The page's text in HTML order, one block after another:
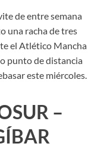
de entre semana
una racha de tres
el Atlético Mancha
punto de distancia
este miércoles.
–